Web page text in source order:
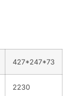
427*247*73
2230